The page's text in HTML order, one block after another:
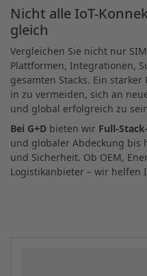
Nicht alle IoT-
gleich
Vergleichen Sie nicht nur
Plattformen, Integrationen,
gesamten Stacks. Ein
in zu vermeiden, sich an
und global erfolgreich zu
Bei G+D bieten wir Full-
und globaler Abdeckung bis
und Sicherheit. Ob OEM,
Logistikanbieter – wir